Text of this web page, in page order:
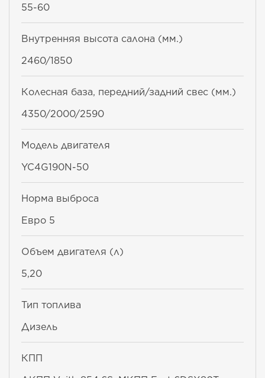
55-60
Внутренняя высота салона (мм.)
2460/1850
Колесная база, передний/задний свес (мм.)
4350/2000/2590
Модель двигателя
YC4G190N-50
Норма выброса
Евро 5
Объем двигателя (л)
5,20
Тип топлива
Дизель
КПП